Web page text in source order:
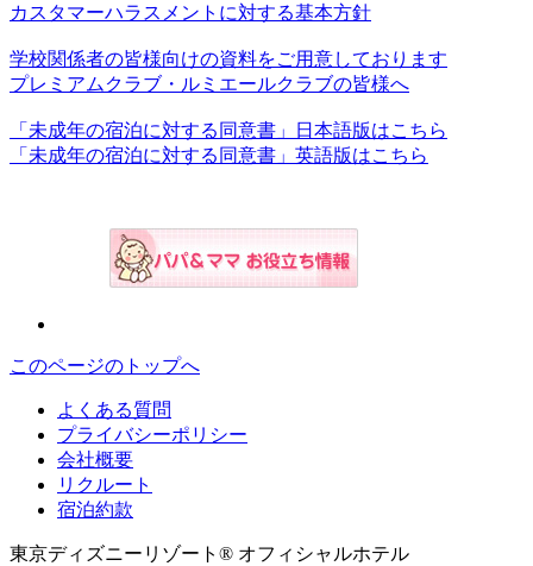
カスタマーハラスメントに対する基本方針
学校関係者の皆様向けの資料をご用意しております
プレミアムクラブ・ルミエールクラブの皆様へ
「未成年の宿泊に対する同意書」日本語版はこちら
「未成年の宿泊に対する同意書」英語版はこちら
このページのトップへ
よくある質問
プライバシーポリシー
会社概要
リクルート
宿泊約款
東京ディズニーリゾート® オフィシャルホテル